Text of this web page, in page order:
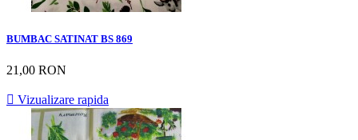
BUMBAC SATINAT BS 869
21,00 RON
 Vizualizare rapida